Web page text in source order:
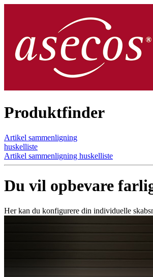
Produktfinder
Artikel sammenligning
huskelliste
Artikel sammenligning huskelliste
Du vil opbevare
Her kan du konfigurere din individuelle